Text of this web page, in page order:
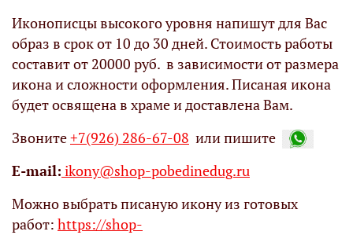
Иконописцы высокого уровня напишут для Вас
образ в срок от 10 до 30 дней. Стоимость работы
составит от 20000 руб. в зависимости от размера
икона и сложности оформления. Писаная икона
будет освящена в храме и доставлена Вам.
Звоните+7(926) 286-67-08 или пишите
Е-mail: ikony@shop-pobedinedug.ru
Можно выбрать писаную икону из готовых
работ: https://shop-